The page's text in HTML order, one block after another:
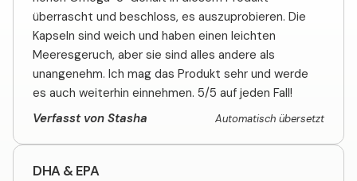
überrascht und beschloss, es auszuprobieren. Die
Kapseln sind weich und haben einen leichten
Meeresgeruch, aber sie sind alles andere als
unangenehm. Ich mag das Produkt sehr und werde
es auch weiterhin einnehmen. 5/5 auf jeden Fall!
Verfasst von Stasha
Automatisch übersetzt
DHA & EPA